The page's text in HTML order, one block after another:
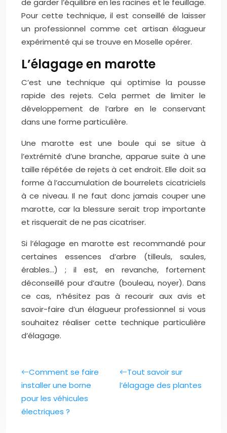
de garder l’équilibre en les racines et le feuillage.
Pour cette technique, il est conseillé de laisser
un professionnel comme cet artisan élagueur
expérimenté qui se trouve en Moselle opérer.
L’élagage en marotte
C’est une technique qui optimise la pousse
rapide des rejets. Cela permet de limiter le
développement de l’arbre en le conservant
dans une forme particulière.
Une marotte est une boule qui se situe à
l’extrémité d’une branche, apparue suite à une
taille répétée de rejets à cet endroit. Elle doit sa
forme à l’accumulation de bourrelets cicatriciels
à ce niveau. Il ne faut donc jamais couper une
marotte, car la blessure serait trop importante
et risquerait de ne pas cicatriser.
Si l’élagage en marotte est recommandé pour
certaines essences d’arbre (tilleuls, saules,
érables…) ; il est, en revanche, fortement
déconseillé pour d’autre (bouleau, noyer). Dans
ce cas, n’hésitez pas à recourir aux avis et
savoir-faire d’un élagueur professionnel si vous
souhaitez réaliser cette technique particulière
d’élagage.
Comment se faire
installer une borne
pour les véhicules
électriques ?
Tout savoir sur
l’élagage des plantes